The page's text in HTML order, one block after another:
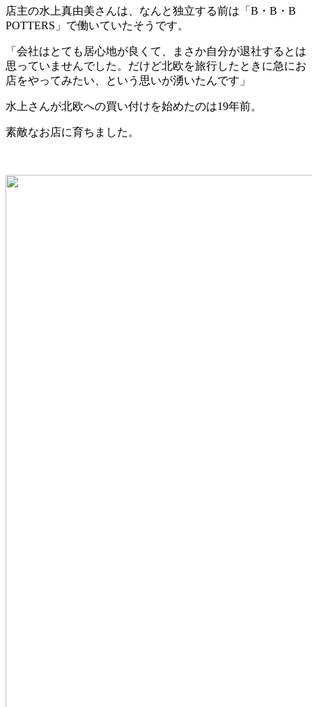
店主の水上真由美さんは、なんと独立する前は「B・B・B
POTTERS」で働いていたそうです。
「会社はとても居心地が良くて、まさか自分が退社するとは
思っていませんでした。だけど北欧を旅行したときに急にお
店をやってみたい、という思いが湧いたんです」
水上さんが北欧への買い付けを始めたのは19年前。
素敵なお店に育ちました。